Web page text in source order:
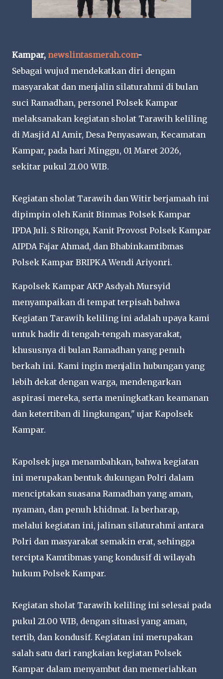
Kampar, newslintasmerah.com-
Sebagai wujud mendekatkan diri dengan
masyarakat dan menjalin silaturahmi di bulan
suci Ramadhan, personel Polsek Kampar
melaksanakan kegiatan sholat Tarawih keliling
di Masjid Al Amir, Desa Penyasawan, Kecamatan
Kampar, pada hari Minggu, 01 Maret 2026,
sekitar pukul 21.00 WIB.
Kegiatan sholat Tarawih dan Witir berjamaah ini
dipimpin oleh Kanit Binmas Polsek Kampar
IPDA Juli. S Ritonga, Kanit Provost Polsek Kampar
AIPDA Fajar Ahmad, dan Bhabinkamtibmas
Polsek Kampar BRIPKA Wendi Ariyonri.
Kapolsek Kampar AKP Asdyah Mursyid
menyampaikan di tempat terpisah bahwa
Kegiatan Tarawih keliling ini adalah upaya kami
untuk hadir di tengah-tengah masyarakat,
khususnya di bulan Ramadhan yang penuh
berkah ini. Kami ingin menjalin hubungan yang
lebih dekat dengan warga, mendengarkan
aspirasi mereka, serta meningkatkan keamanan
dan ketertiban di lingkungan," ujar Kapolsek
Kampar.
Kapolsek juga menambahkan, bahwa kegiatan
ini merupakan bentuk dukungan Polri dalam
menciptakan suasana Ramadhan yang aman,
nyaman, dan penuh khidmat. Ia berharap,
melalui kegiatan ini, jalinan silaturahmi antara
Polri dan masyarakat semakin erat, sehingga
tercipta Kamtibmas yang kondusif di wilayah
hukum Polsek Kampar.
Kegiatan sholat Tarawih keliling ini selesai pada
pukul 21.00 WIB, dengan situasi yang aman,
tertib, dan kondusif. Kegiatan ini merupakan
salah satu dari rangkaian kegiatan Polsek
Kampar dalam menyambut dan memeriahkan